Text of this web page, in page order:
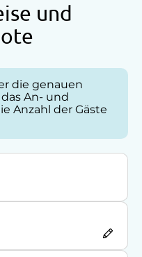
und
die genauen
An- und
Anzahl der Gäste